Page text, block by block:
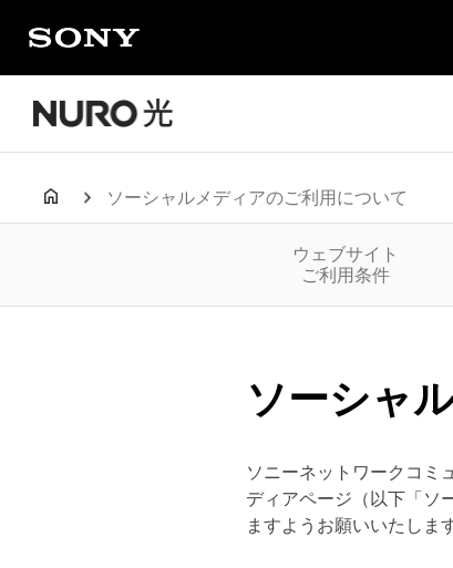
ソーシャルメディアのご利用について
ウェブサイト
ご利用条件
ソーシャ
ソニーネットワークコミ
ディアページ（以下「ソ
ますようお願いいたしま